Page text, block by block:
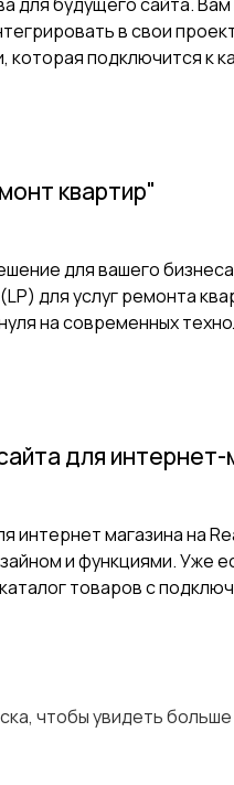
в свои
которая подключится к
квартир"
для вашего
для услуг ремонта
на современных
для интернет-
интернет магазина на
и функциями. Уже
товаров с
чтобы увидеть